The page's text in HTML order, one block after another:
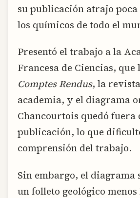
su publicación atrajo poca
los químicos de todo el
Presentó el trabajo a la
Francesa de Ciencias,
Comptes Rendus, la
academia, y el diagrama
Chancourtois quedó fuera
publicación, lo que
comprensión del trabajo.
Sin embargo, el diagrama
un folleto geológico